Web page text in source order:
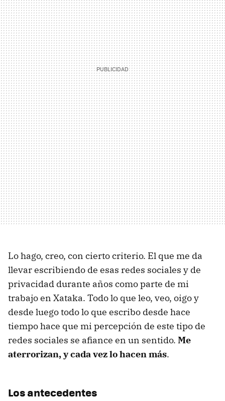
Lo hago, creo, con cierto criterio. El que me da
llevar escribiendo de esas redes sociales y de
privacidad durante años como parte de mi
trabajo en Xataka. Todo lo que leo, veo, oigo y
desde luego todo lo que escribo desde hace
tiempo hace que mi percepción de este tipo de
redes sociales se afiance en un sentido. Me
aterrorizan, y cada vez lo hacen más.
Los antecedentes